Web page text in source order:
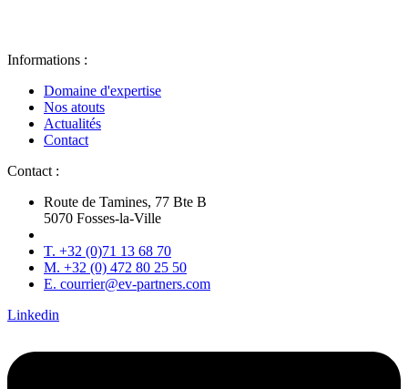
Informations :
Domaine d'expertise
Nos atouts
Actualités
Contact
Contact :
Route de Tamines, 77 Bte B
5070 Fosses-la-Ville
T. +32 (0)71 13 68 70
M. +32 (0) 472 80 25 50
E. courrier@ev-partners.com
Linkedin